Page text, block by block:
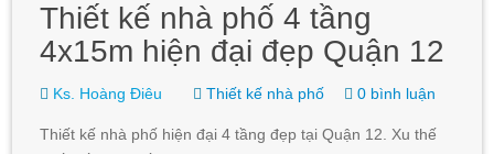
Thiết kế nhà phố 4 tầng
4x15m hiện đại đẹp Quận 12
Ks. Hoàng Điêu Thiết kế nhà phố 0 bình luận
Thiết kế nhà phố hiện đại 4 tầng đẹp tại Quận 12. Xu thế